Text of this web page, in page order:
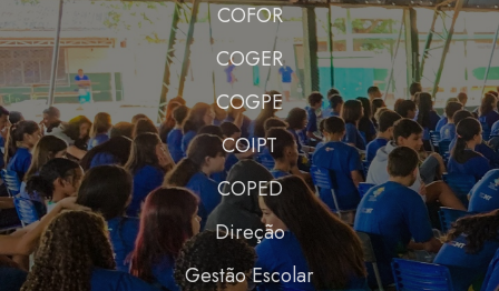
COFOR
COGER
COGPE
COIPT
COPED
Direção
Gestão Escolar